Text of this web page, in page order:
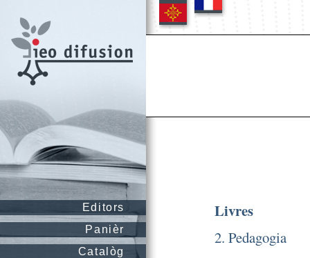
Editors
Panièr
Catalòg
Livres
2. Pedagogia